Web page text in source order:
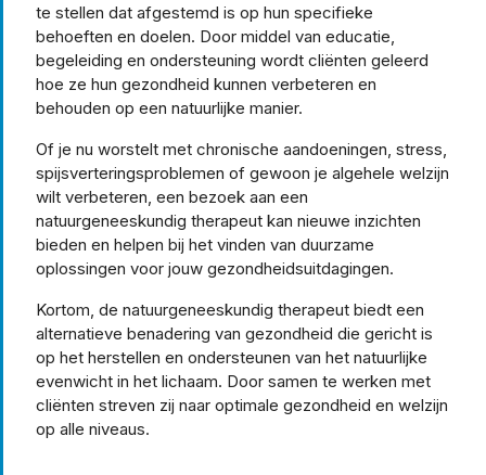
te stellen dat afgestemd is op hun specifieke
behoeften en doelen. Door middel van educatie,
begeleiding en ondersteuning wordt cliënten geleerd
hoe ze hun gezondheid kunnen verbeteren en
behouden op een natuurlijke manier.
Of je nu worstelt met chronische aandoeningen, stress,
spijsverteringsproblemen of gewoon je algehele welzijn
wilt verbeteren, een bezoek aan een
natuurgeneeskundig therapeut kan nieuwe inzichten
bieden en helpen bij het vinden van duurzame
oplossingen voor jouw gezondheidsuitdagingen.
Kortom, de natuurgeneeskundig therapeut biedt een
alternatieve benadering van gezondheid die gericht is
op het herstellen en ondersteunen van het natuurlijke
evenwicht in het lichaam. Door samen te werken met
cliënten streven zij naar optimale gezondheid en welzijn
op alle niveaus.